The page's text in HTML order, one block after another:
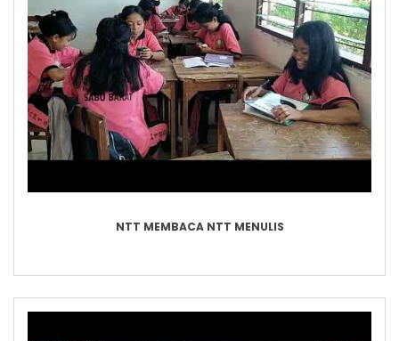
NTT MEMBACA NTT MENULIS